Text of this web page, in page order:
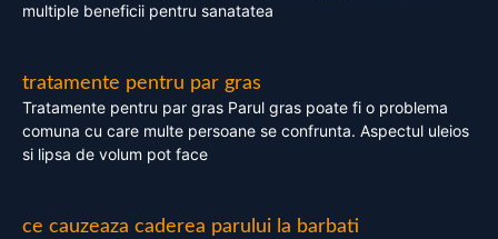
multiple beneficii pentru sanatatea
tratamente pentru par gras
Tratamente pentru par gras Parul gras poate fi o problema
comuna cu care multe persoane se confrunta. Aspectul uleios
si lipsa de volum pot face
ce cauzeaza caderea parului la barbati